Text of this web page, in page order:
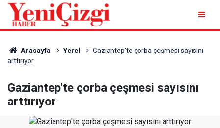
Anasayfa Yerel
Gaziantep'te çorba çeşmesi sayısını
arttırıyor
Gaziantep'te çorba çeşmesi sayısını
arttırıyor